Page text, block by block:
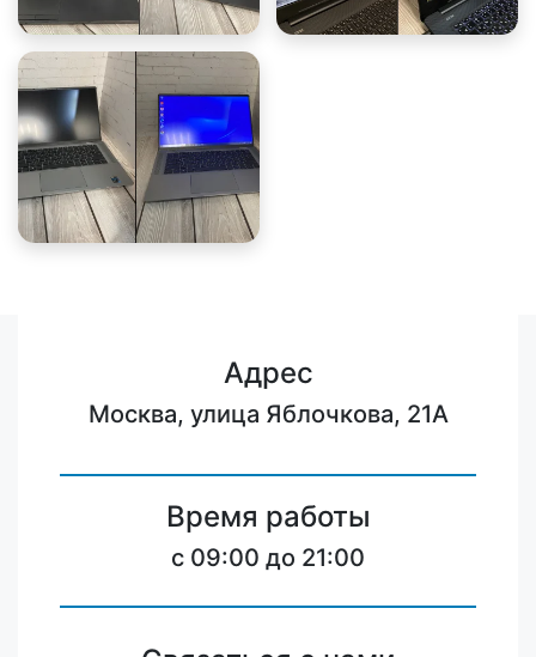
Адрес
Москва, улица Яблочкова, 21А
Время работы
c 09:00 до 21:00